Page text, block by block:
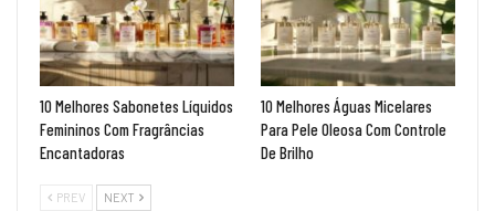
10 Melhores Sabonetes Líquidos
Femininos Com Fragrâncias
Encantadoras
10 Melhores Águas Micelares
Para Pele Oleosa Com Controle
De Brilho
PREV NEXT